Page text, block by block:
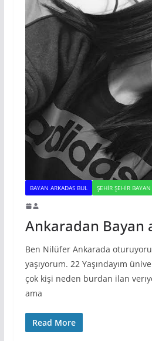
BAYAN ARKADAS BUL ŞEHIR ŞEHIR BAYAN
Ankaradan Bayan
Ben Nilüfer Ankarada
yaşıyorum. 22 Yaşındayım
çok kişi neden burdan ilan
ama
Read More